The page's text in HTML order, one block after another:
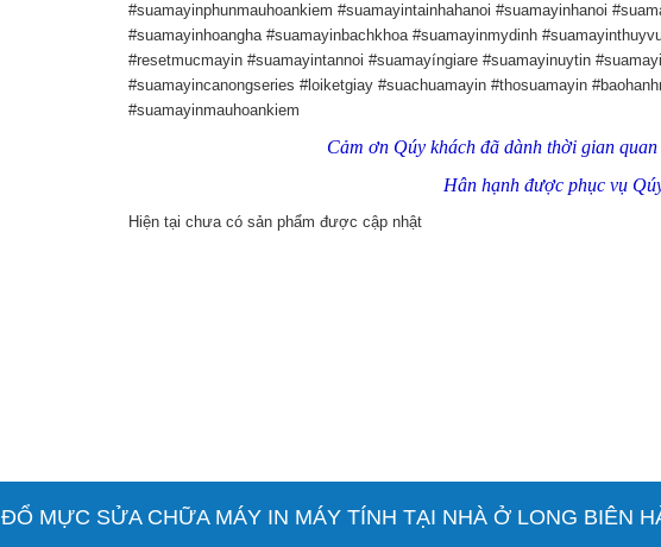
#suamayinphunmauhoankiem #suamayintainhahanoi #suamayinhanoi
#suamayinhoangha #suamayinbachkhoa #suamayinmydinh
#resetmucmayin #suamayintannoi #suamayíngiare #suamayinuytin
#suamayincanongseries #loiketgiay #suachuamayin #thosuamayin
#suamayinmauhoankiem
Cảm ơn Qúy khách đã dành thời gian
Hân hạnh được phục vụ
Hiện tại chưa có sản phẩm được cập nhật
ĐỔ MỰC SỬA CHỮA MÁY IN MÁY TÍNH TẠI NHÀ Ở LONG BIÊN